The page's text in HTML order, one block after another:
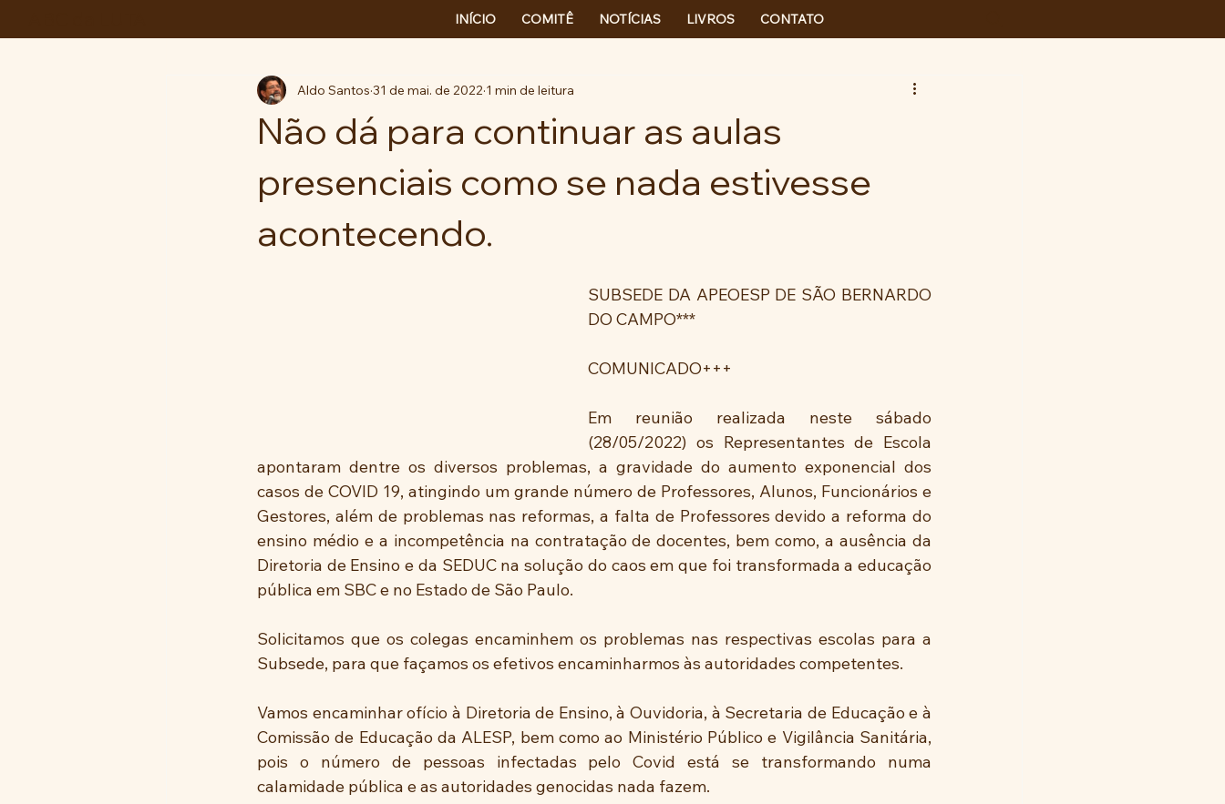
INÍCIO COMITÊ NOTÍCIAS LIVROS CONTATO
Não dá para continuar as aulas
presenciais como se nada estivesse
acontecendo.
Aldo Santos 31 de mai. de 2022 1 min de leitura
SUBSEDE DA APEOESP DE SÃO BERNARDO
DO CAMPO***
COMUNICADO+++
Em reunião realizada neste sábado
(28/05/2022) os Representantes de Escola
apontaram dentre os diversos problemas, a gravidade do aumento exponencial dos
casos de COVID 19, atingindo um grande número de Professores, Alunos, Funcionários e
Gestores, além de problemas nas reformas, a falta de Professores devido a reforma do
ensino médio e a incompetência na contratação de docentes, bem como, a ausência da
Diretoria de Ensino e da SEDUC na solução do caos em que foi transformada a educação
pública em SBC e no Estado de São Paulo.
Solicitamos que os colegas encaminhem os problemas nas respectivas escolas para a
Subsede, para que façamos os efetivos encaminharmos às autoridades competentes.
Vamos encaminhar ofício à Diretoria de Ensino, à Ouvidoria, à Secretaria de Educação e à
Comissão de Educação da ALESP, bem como ao Ministério Público e Vigilância Sanitária,
pois o número de pessoas infectadas pelo Covid está se transformando numa
calamidade pública e as autoridades genocidas nada fazem.